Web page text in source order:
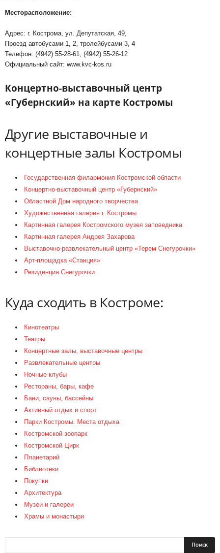
Месторасположение:
Адрес: г. Кострома, ул. Депутатская, 49,
Проезд автобусами 1, 2, тролейбусами 3, 4
Телефон: (4942) 55-28-61, (4942) 55-26-12
Официальный сайт: www.kvc-kos.ru
Концертно-выставочный центр
«Губернский» на карте Костромы
Другие выставочные и
концертные залы Костромы
Государственная филармония Костромской области
Концертно-выставочный центр «Губернский»
Областной Дом народного творчества
Художественная галерея г. Костромы
Картинная галерея Костромского музея заповедника
Картинная галерея Андрея Захарова
Выставочно-развлекательный центр «Терем Снегурочки»
Арт-площадка «Станция»
Резиденция Снегурочки
Куда сходить в Костроме:
Кинотеатры
Театры
Концертные залы, выставочные центры
Развлекательные центры
Ночные клубы
Рестораны, бары, кафе
Бани, сауны, бассейны
Активный отдых и спорт
Парки Костромы. Места отдыха
Костромской зоопарк
Костромской Цирк
Планетарий
Библиотеки
Покупки
Архитектура
Музеи и галереи
Храмы и монастыри